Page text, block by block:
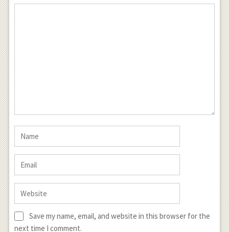
Save my name, email, and website in this browser for the
next time I comment.